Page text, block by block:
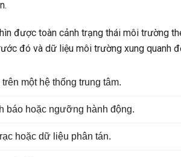
được toàn cảnh trạng thái môi trường
đó và dữ liệu môi trường xung quanh
một hệ thống trung tâm.
báo hoặc ngưỡng hành động.
hoặc dữ liệu phân tán.